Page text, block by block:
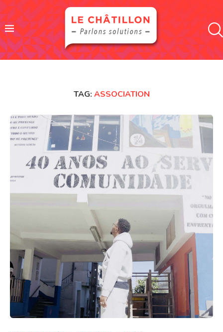
TAG: ASSOCIATION